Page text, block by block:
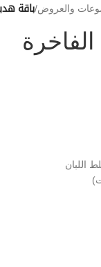
والعروض/باقة
الفاخرة
اللبان